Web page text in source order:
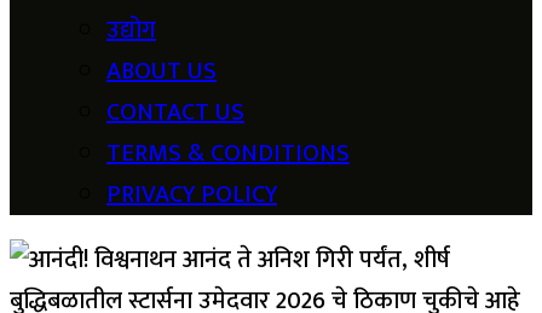
उद्योग
ABOUT US
CONTACT US
TERMS & CONDITIONS
PRIVACY POLICY